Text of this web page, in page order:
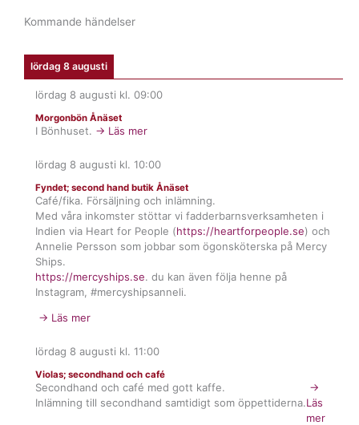
Kommande händelser
lördag 8 augusti
lördag 8 augusti kl. 09:00
Morgonbön Ånäset
I Bönhuset. → Läs mer
lördag 8 augusti kl. 10:00
Fyndet; second hand butik Ånäset
Café/fika. Försäljning och inlämning.
Med våra inkomster stöttar vi fadderbarnsverksamheten i
Indien via Heart for People (https://heartforpeople.se) och
Annelie Persson som jobbar som ögonsköterska på Mercy
Ships.
https://mercyships.se. du kan även följa henne på
Instagram, #mercyshipsanneli.
→ Läs mer
lördag 8 augusti kl. 11:00
Violas; secondhand och café
Secondhand och café med gott kaffe.
Inlämning till secondhand samtidigt som öppettiderna.
→
Läs
mer